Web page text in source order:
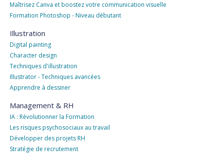
Maîtrisez Canva et boostez votre communication visuelle
Formation Photoshop - Niveau débutant
Illustration
Digital painting
Character design
Techniques d'illustration
Illustrator - Techniques avancées
Apprendre à dessiner
Management & RH
IA : Révolutionner la Formation
Les risques psychosociaux au travail
Développer des projets RH
Stratégie de recrutement